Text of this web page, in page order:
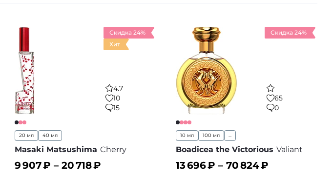
Скидка 24%
Хит
4.7
10
15
20 мл 40 мл
Masaki Matsushima Cherry
9 907₽ – 20 718₽
Скидка 24%
65
0
10 мл 100 мл ...
Boadicea the Victorious Valiant
13 696₽ – 70 824₽